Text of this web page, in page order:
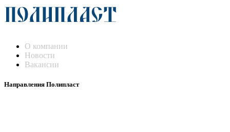
О компании
Новости
Вакансии
Направления Полипласт